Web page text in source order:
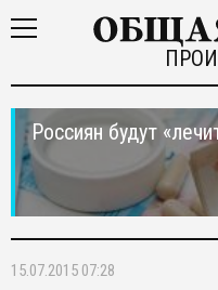
Россиян будут
15.07.2015 07:28